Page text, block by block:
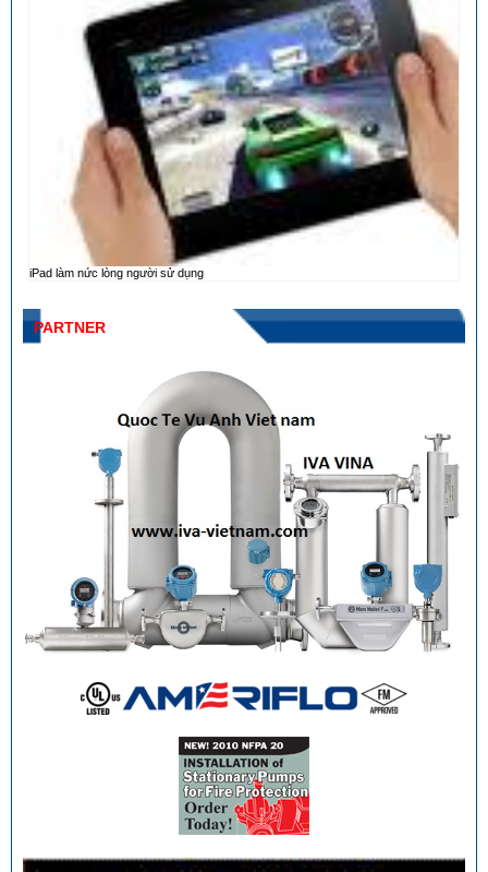
iPad làm nức lòng người sử dụng
PARTNER